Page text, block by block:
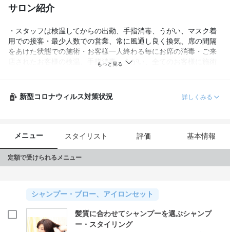
サロン紹介
・スタッフは検温してからの出勤、手指消毒、うがい、マスク着
用での接客・最少人数での営業、常に風通し良く換気、席の間隔
をあけた状態での施術・お客様一人終わる毎にお席の消毒・ご来
店されたお客様の検温、手指消毒、うがい、全てのお客様に施術
新型コロナウィルス対策状況 詳しくみる
メニュー スタイリスト 評価 基本情報
定額で受けられるメニュー
シャンプー・ブロー、アイロンセット
髪質に合わせてシャンプーを選ぶシャンプ
ー・スタイリング